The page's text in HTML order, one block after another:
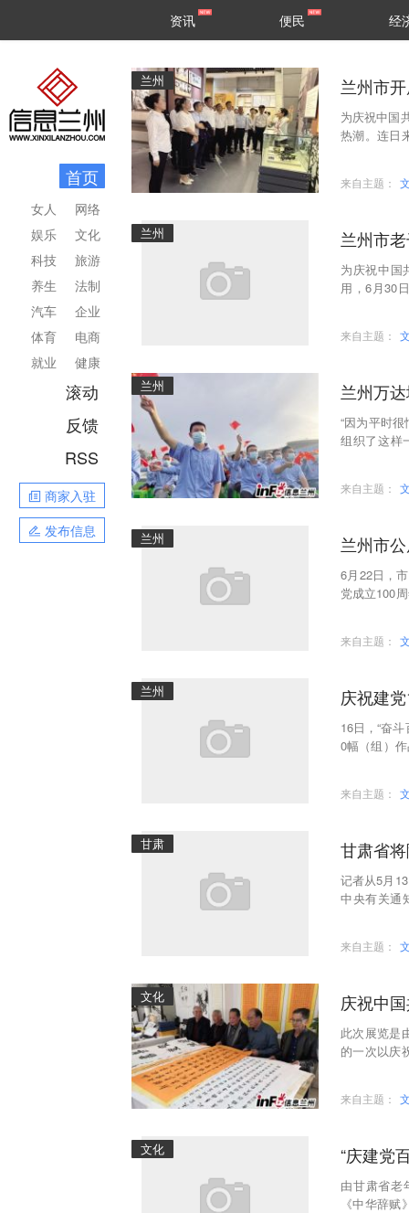
区县
资讯 便民 经
首页
网络
文化
旅游
法制
企业
电商
健康
女人
娱乐
科技
养生
汽车
体育
就业
滚动
反馈
RSS
商家入驻
发布信息
兰州 兰州市
为庆祝中国
热潮。连日
来自主题：
兰州 兰州市
为庆祝中国
用，6月30
来自主题：
兰州 兰州万
“因为平时
组织了这样
来自主题：
兰州 兰州市
6月22日，
党成立100
来自主题：
兰州 庆祝建
16日，“奋
0幅（组）
来自主题：
甘肃 甘肃省
记者从5月
中央有关通
来自主题：
文化 庆祝中
此次展览是
的一次以庆
来自主题：
文化 “庆建党
由甘肃省老
《中华辞